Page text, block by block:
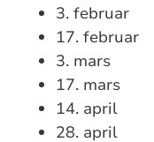
3. februar
17. februar
3. mars
17. mars
14. april
28. april